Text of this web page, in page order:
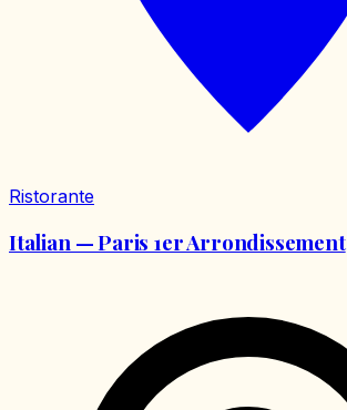
Ristorante
Italian — Paris 1er Arrondissement